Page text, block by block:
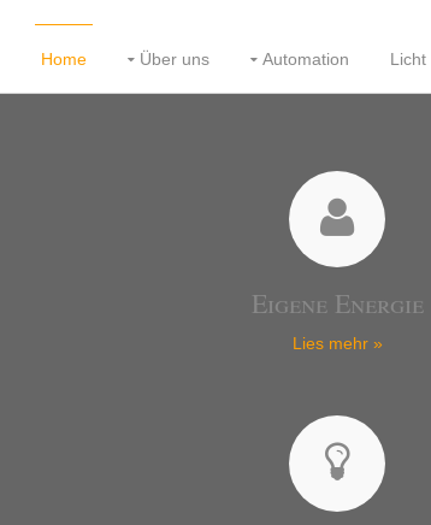
Home Über uns Automation Licht
Eigene Energie
Lies mehr »